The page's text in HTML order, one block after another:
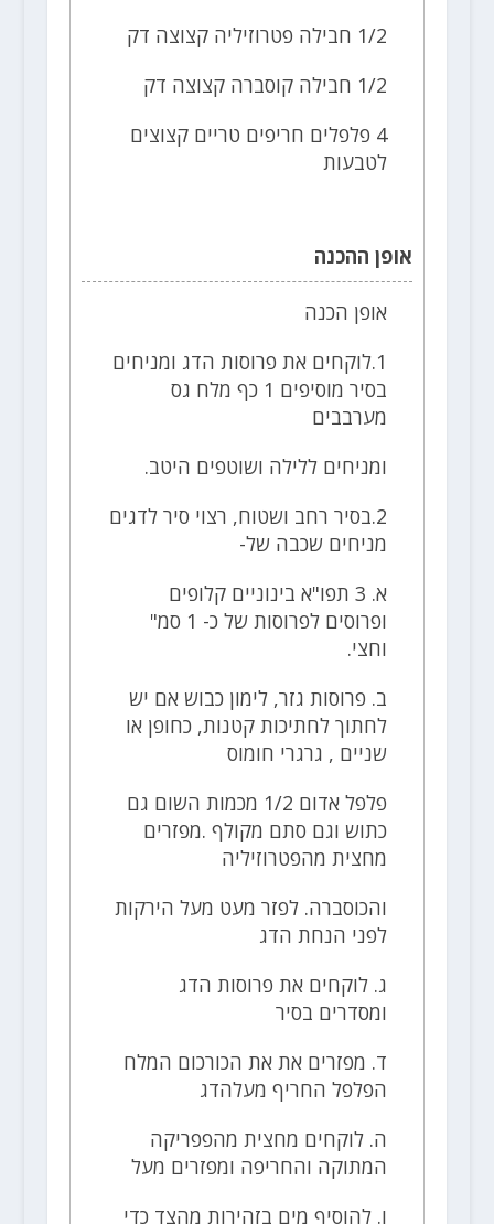
1/2 חבילה פטרוזיליה קצוצה דק
1/2 חבילה קוסברה קצוצה דק
4 פלפלים חריפים טריים קצוצים
לטבעות
אופן ההכנה
אופן הכנה
1.לוקחים את פרוסות הדג ומניחים
בסיר מוסיפים 1 כף מלח גס
מערבבים
ומניחים ללילה ושוטפים היטב.
2.בסיר רחב ושטוח, רצוי סיר לדגים
מניחים שכבה של-
א. 3 תפו"א בינוניים קלופים
ופרוסים לפרוסות של כ- 1 סמ"
וחצי.
ב. פרוסות גזר, לימון כבוש אם יש
לחתוך לחתיכות קטנות, כחופן או
שניים , גרגרי חומוס
פלפל אדום 1/2 מכמות השום גם
כתוש וגם סתם מקולף .מפזרים
מחצית מהפטרוזיליה
והכוסברה. לפזר מעט מעל הירקות
לפני הנחת הדג
ג. לוקחים את פרוסות הדג
ומסדרים בסיר
ד. מפזרים את את הכורכום המלח
הפלפל החריף מעלהדג
ה. לוקחים מחצית מהפפריקה
המתוקה והחריפה ומפזרים מעל
ו. להוסיף מים בזהירות מהצד כדי